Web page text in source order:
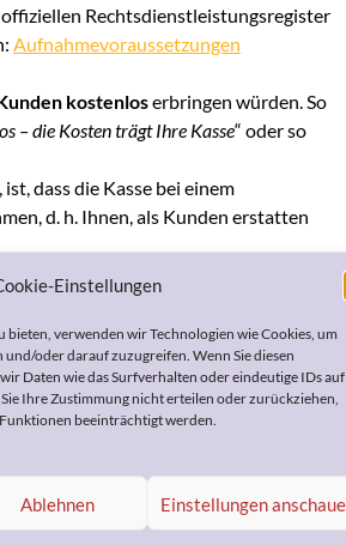
Einstellungen
bieten, verwenden wir Technologien wie Cookies, um
oder darauf zuzugreifen. Wenn Sie diesen
Daten wie das Surfverhalten oder eindeutige IDs auf
Ihre Zustimmung nicht erteilen oder zurückziehen,
beeinträchtigt werden.
Ablehnen Einstellungen
Rechtsdienstleistungsregister
Aufnahmevoraussetzungen
kostenloserbringen würden. So
– die Kosten trägt Ihre Kasse“ oder so
dass die Kasse bei einem
d. h. Ihnen, als Kunden erstatten
„Rechtsverfolgungskosten“
Bevollmächtigten“ (das muss
Das heißt, viele Kassen lassen ihre
sitzen. So wird dann aus „kostenlos“
Widerspruchsverfahren wünschen,
ich, über die offizielle Erlaubnis
auf
in das Suchfeld „Name/Firma“ auf der